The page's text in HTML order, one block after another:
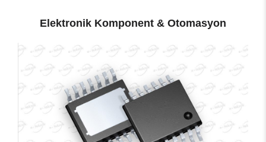
Elektronik Komponent & Otomasyon